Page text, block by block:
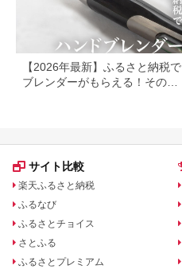
【2026年最新】ふるさと納税で
ブレンダーがもらえる！その他
サイト比較
楽天ふるさと納税
ふるなび
ふるさとチョイス
さとふる
ふるさとプレミアム